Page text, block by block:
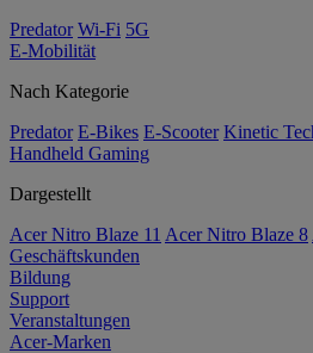
Predator Wi-Fi 5G
E-Mobilität
Nach Kategorie
Predator E-Bikes E-Scooter Kinetic
Handheld Gaming
Dargestellt
Acer Nitro Blaze 11 Acer Nitro Blaze 8
Geschäftskunden
Bildung
Support
Veranstaltungen
Acer-Marken